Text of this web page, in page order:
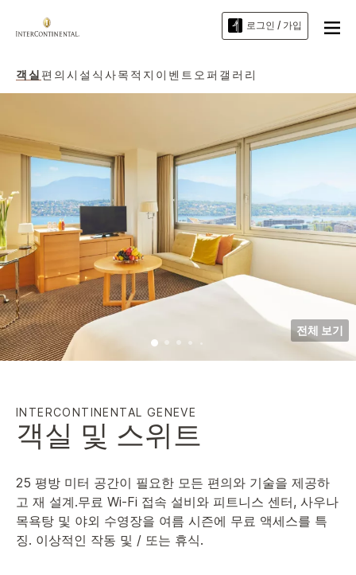
로그인 / 가입
객실 편의시설 식사목적지 이벤트 오퍼 갤러리
전체 보기
INTERCONTINENTAL GENEVE
객실 및 스위트
25 평방 미터 공간이 필요한 모든 편의와 기술을 제공하
고 재 설계.무료 Wi-Fi 접속 설비와 피트니스 센터, 사우나
목욕탕 및 야외 수영장을 여름 시즌에 무료 액세스를 특
징. 이상적인 작동 및 / 또는 휴식.